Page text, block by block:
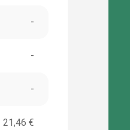
-
-
-
21,46 €